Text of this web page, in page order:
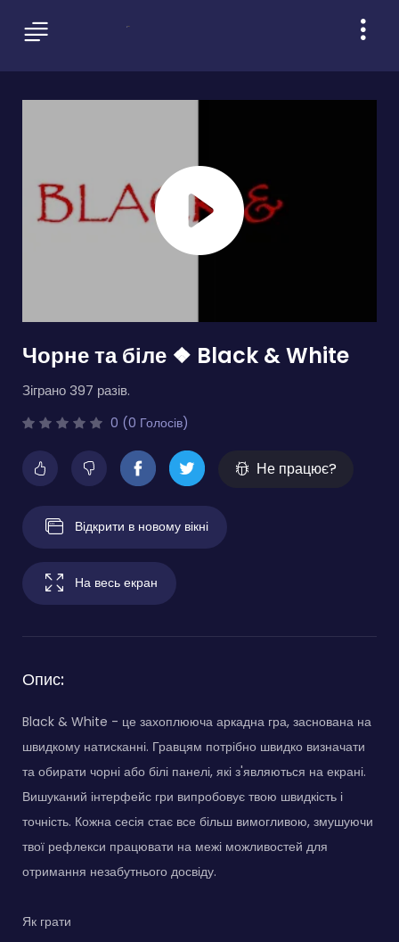
Чорне та біле ❖ Black & White
Зіграно 397 разів.
0 (0 Голосів)
Не працює?
Відкрити в новому вікні
На весь екран
Опис:
Black & White - це захоплююча аркадна гра, заснована на
швидкому натисканні. Гравцям потрібно швидко визначати
та обирати чорні або білі панелі, які з'являються на екрані.
Вишуканий інтерфейс гри випробовує твою швидкість і
точність. Кожна сесія стає все більш вимогливою, змушуючи
твої рефлекси працювати на межі можливостей для
отримання незабутнього досвіду.
Як грати